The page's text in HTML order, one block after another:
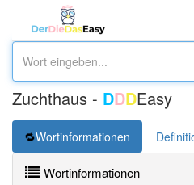
Zuchthaus - DDDEasy
Wortinformationen
Wortinformationen